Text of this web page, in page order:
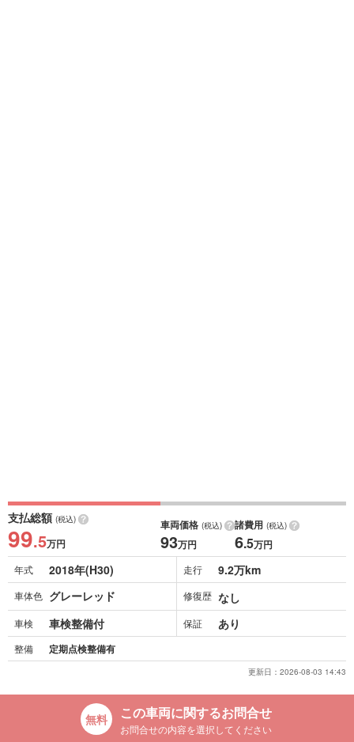
支払総額 (税込)
99.5万円
車両価格 (税込)
93万円
諸費用 (税込)
6.5万円
年式 2018年(H30) 走行 9.2万km
車体色 グレーレッド 修復歴 なし
車検 車検整備付 保証 あり
整備 定期点検整備有
更新日： 2026-08-03 14:43
この車両に関するお問合せ
お問合せの内容を選択してください